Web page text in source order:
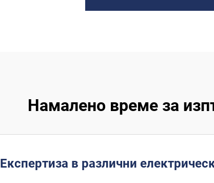
Намалено време за
Експертиза в различни